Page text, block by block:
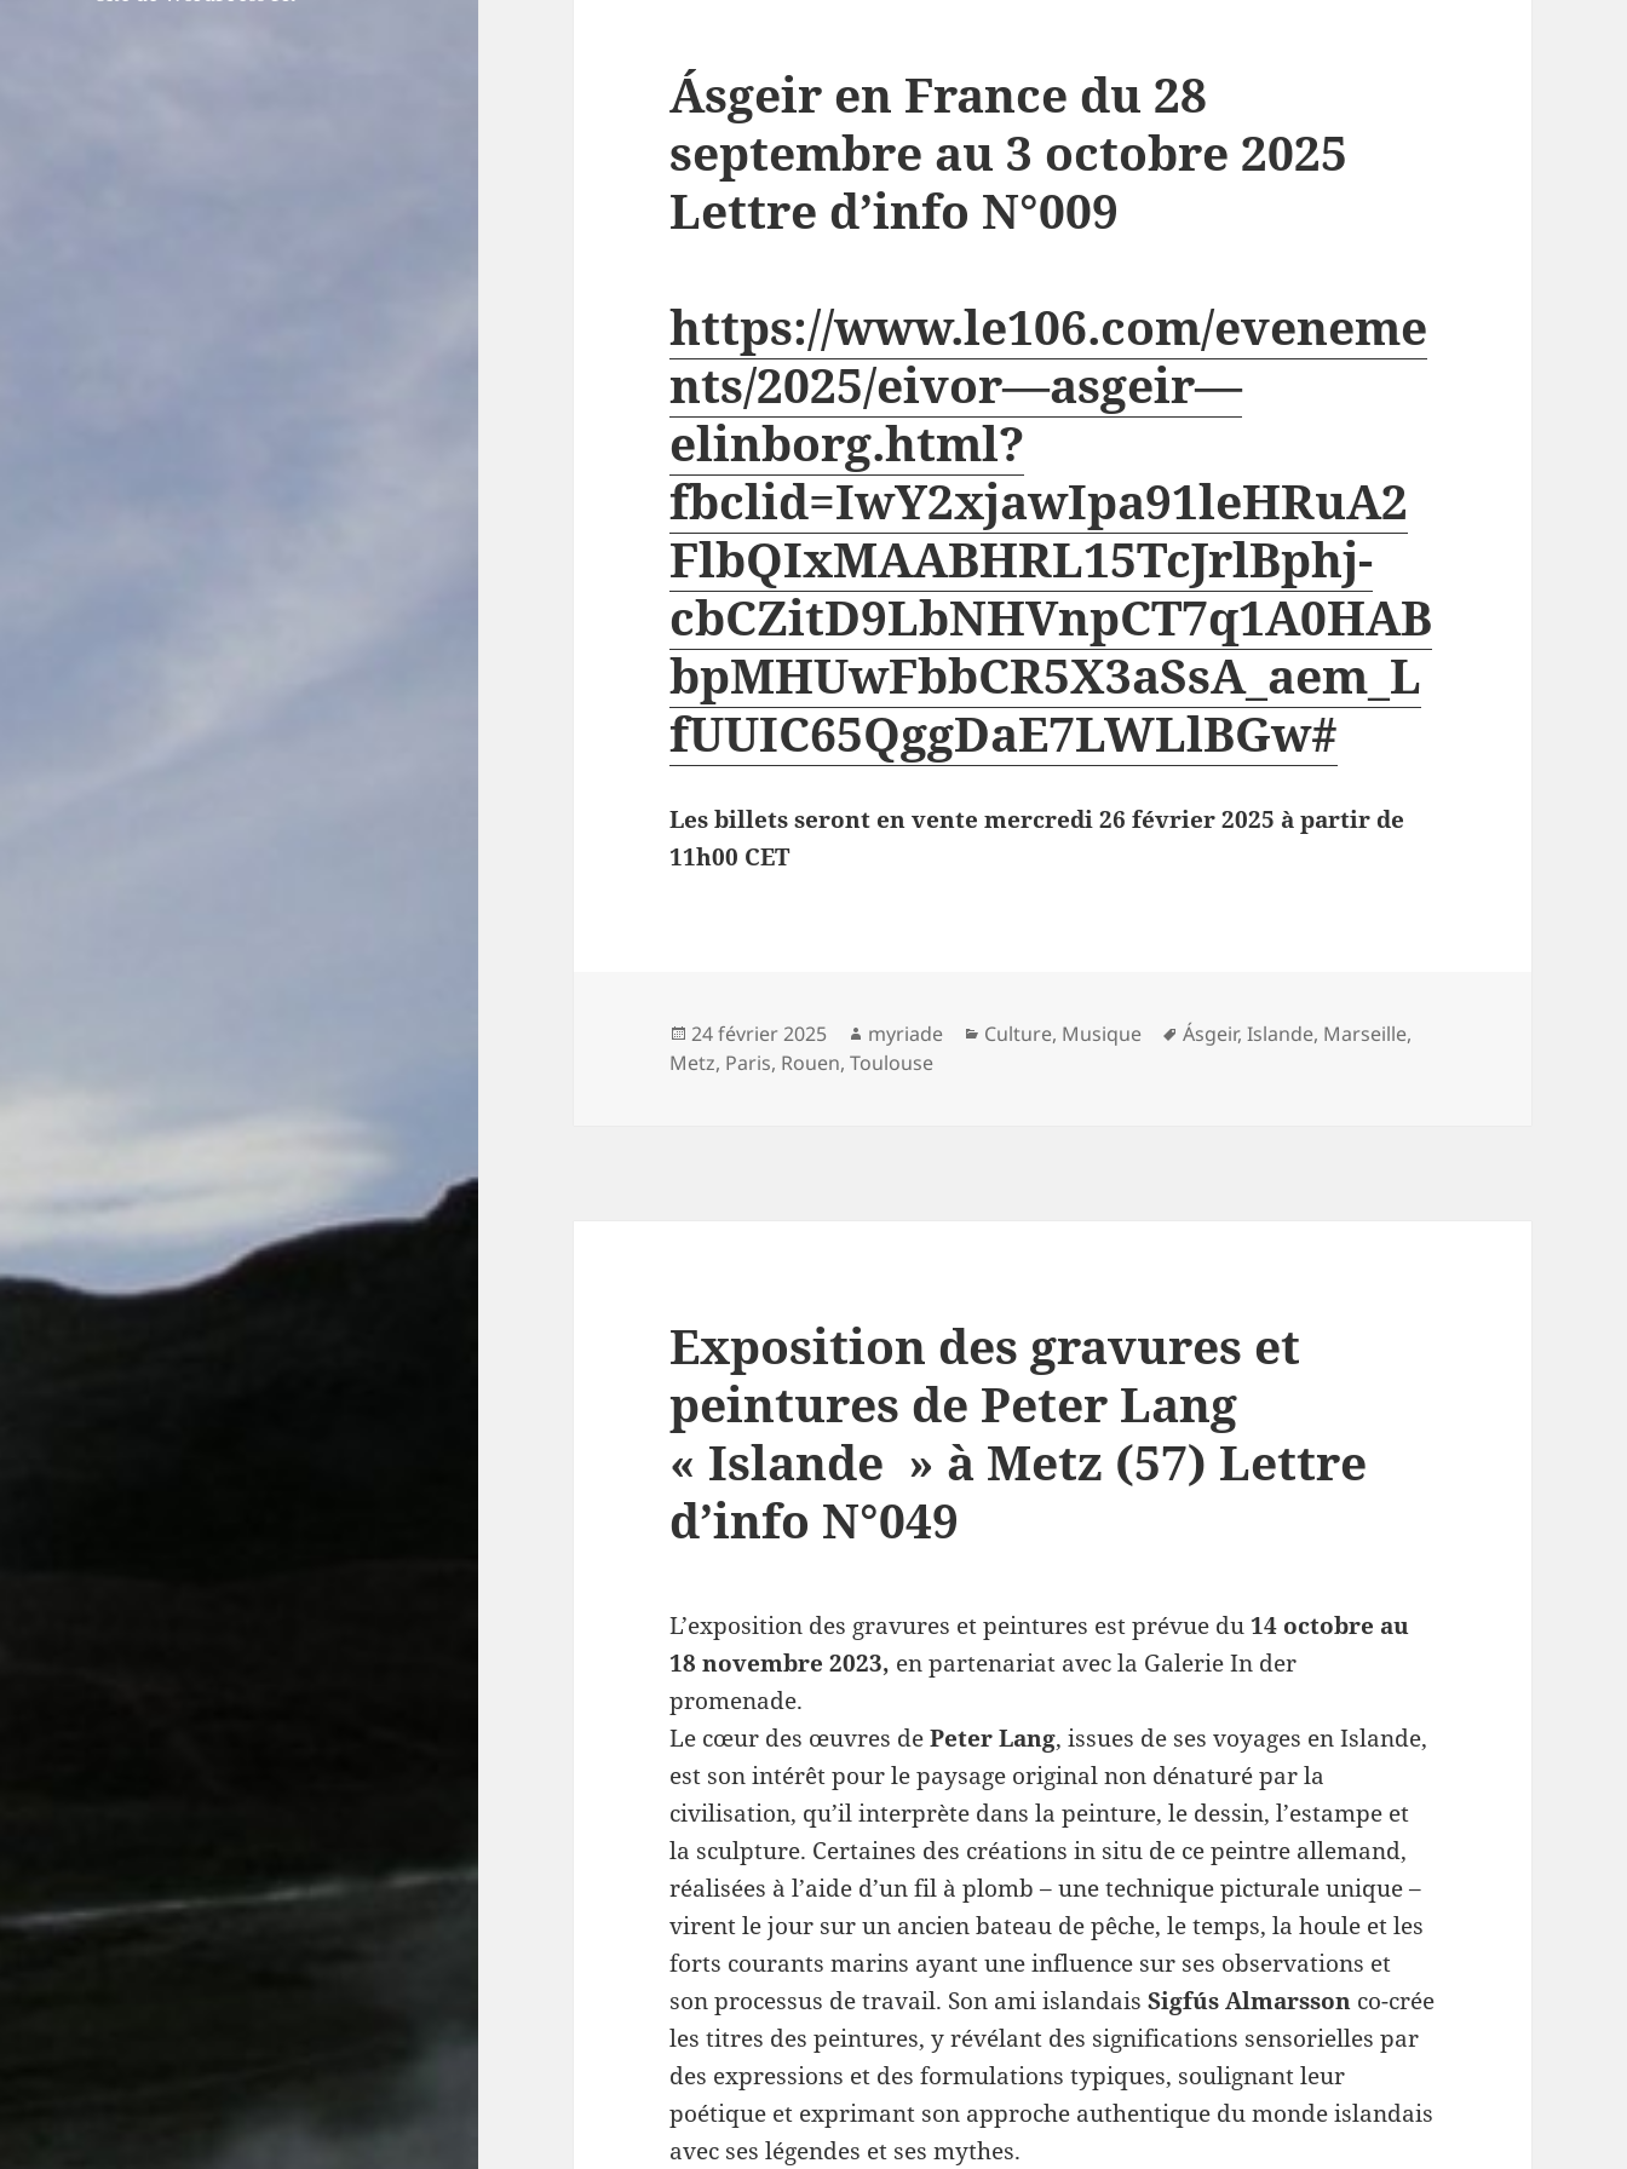
Ásgeir en France du 28
septembre au 3 octobre 2025
Lettre d’info N°009
https://www.le106.com/eveneme
nts/2025/eivor—asgeir—
elinborg.html?
fbclid=IwY2xjawIpa91leHRuA2
FlbQIxMAABHRL15TcJrlBphj-
cbCZitD9LbNHVnpCT7q1A0HAB
bpMHUwFbbCR5X3aSsA_aem_L
fUUIC65QggDaE7LWLlBGw#
Les billets seront en vente mercredi 26 février 2025 à partir de
11h00 CET
Publié
le
24 février 2025 Auteur
myriade Catégories
Culture, Musique
Mots-
Ásgeir,Islande, Marseille,
Metz, Paris, Rouen,Toulouse
Exposition des gravures et
peintures de Peter Lang
« Islande » à Metz (57) Lettre
d’info N°049
L’exposition des gravures et peintures est prévue du 14 octobre au
18 novembre 2023, en partenariat avec la Galerie In der
promenade.
Le cœur des œuvres dePeter Lang, issues de ses voyages en Islande,
est son intérêt pour le paysage original non dénaturé par la
civilisation, qu’il interprète dans la peinture, le dessin, l’estampe et
la sculpture. Certaines des créations in situ de ce peintre allemand,
réalisées à l’aide d’un fil à plomb – une technique picturale unique –
virent le jour sur un ancien bateau de pêche, le temps, la houle et les
forts courants marins ayant une influence sur ses observations et
son processus de travail. Son ami islandaisSigfús Almarsson co-crée
les titres des peintures, y révélant des significations sensorielles par
des expressions et des formulations typiques, soulignant leur
poétique et exprimant son approche authentique du monde islandais
avec ses légendes et ses mythes.